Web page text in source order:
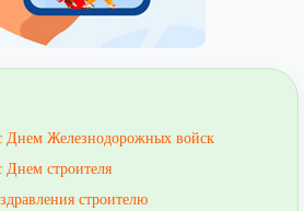
Днем Железнодорожных войск
Днем строителя
строителю